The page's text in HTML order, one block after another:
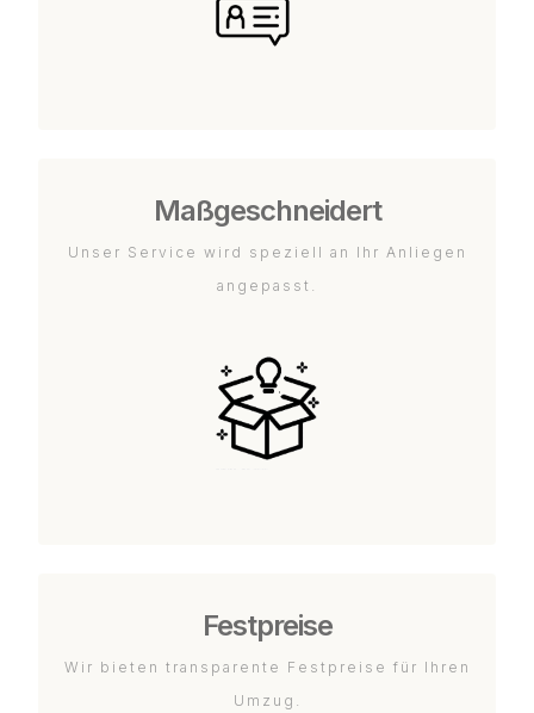
Maßgeschneidert
Unser Service wird speziell an Ihr Anliegen
angepasst.
Festpreise
Wir bieten transparente Festpreise für Ihren
Umzug.